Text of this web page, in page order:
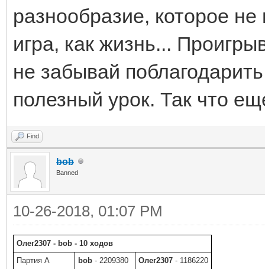
разнообразие, которое не
игра, как жизнь...
не забывай
полезный урок. Так что
Find
bob
Banned
10-26-2018, 01:07 PM
Олег2307 - bob - 10 ходов
Партия A
bob - 2209380 Олег2307 - 1186220